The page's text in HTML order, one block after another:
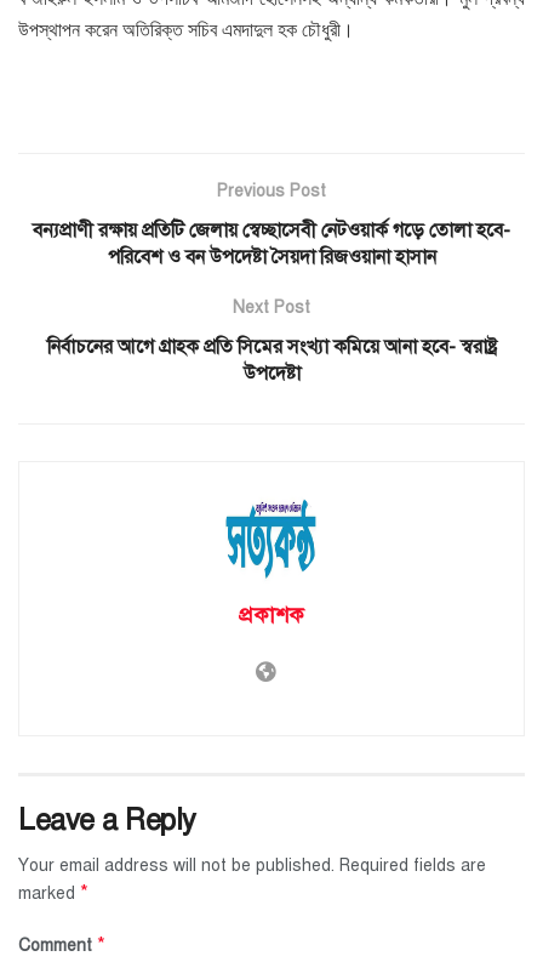
উপস্থাপন করেন অতিরিক্ত সচিব এমদাদুল হক চৌধুরী।
Previous Post
বন্যপ্রাণী রক্ষায় প্রতিটি জেলায় স্বেচ্ছাসেবী নেটওয়ার্ক গড়ে তোলা হবে-
পরিবেশ ও বন উপদেষ্টা সৈয়দা রিজওয়ানা হাসান
Next Post
নির্বাচনের আগে গ্রাহক প্রতি সিমের সংখ্যা কমিয়ে আনা হবে- স্বরাষ্ট্র
উপদেষ্টা
প্রকাশক
Leave a Reply
Your email address will not be published. Required fields are
marked *
Comment *